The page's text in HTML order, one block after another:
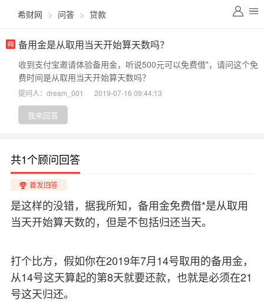
希财网 > 问答 > 贷款
备用金是从取用当天开始算天数吗？
收到支付宝邀请体验备用金，听说500元可以免费借*，请问这个免
费时间是从取用当天开始算天数吗？
提问人：dream_001 2019-07-16 09:44:13
我来回答
共1个顾问回答
首发回答
是这样的没错，据我所知，备用金免费借*是从取用
当天开始算天数的，但是不包括归还当天。
打个比方，假如你在2019年7月14号取用的备用金，
从14号这天算起的第8天就要还款，也就是必须在21
号这天归还。